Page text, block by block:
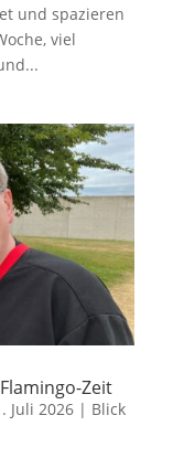
und spazieren
viel
Zeit
Juli 2026| Blick